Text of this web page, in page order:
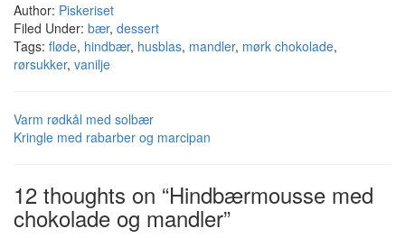
Author: Piskeriset
Filed Under: bær, dessert
Tags: fløde, hindbær, husblas, mandler, mørk chokolade,
rørsukker, vanilje
Varm rødkål med solbær
Kringle med rabarber og marcipan
12 thoughts on “Hindbærmousse med
chokolade og mandler”